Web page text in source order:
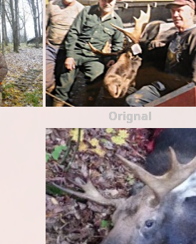
Orignal